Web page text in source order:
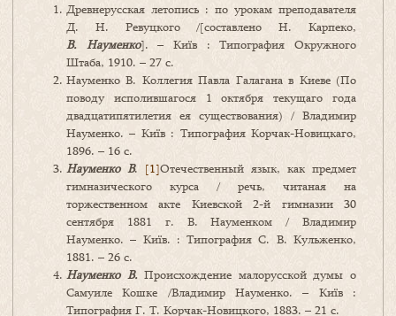
Древнерусская летопись : по урокам преподавателя
Д. Н. Ревуцкого /[составлено Н. Карпеко,
В. Науменко]. – Київ : Типография Окружного
Штаба, 1910. – 27 с.
Науменко В. Коллегия Павла Галагана в Киеве (По
поводу исполившагося 1 октября текущаго года
двадцатипятилетия ея существования) / Владимир
Науменко. – Київ : Типография Корчак-Новицкаго,
1896. – 16 с.
Науменко В. [1]Отечественный язык, как предмет
гимназического курса / речь, читаная на
торжественном акте Киевской 2-й гимназии 30
сентября 1881 г. В. Науменком / Владимир
Науменко. – Київ. : Типография С. В. Кульженко,
1881. – 26 с.
Науменко В. Происхождение малорусской думы о
Самуиле Кошке /Владимир Науменко. – Київ :
Типография Г. Т. Корчак-Новицкого, 1883. – 21 с.